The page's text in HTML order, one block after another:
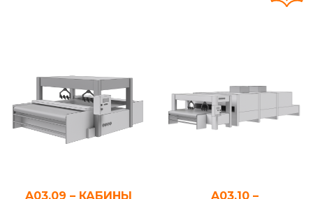
A03.09 – КАБИНЫ
A03.10 –